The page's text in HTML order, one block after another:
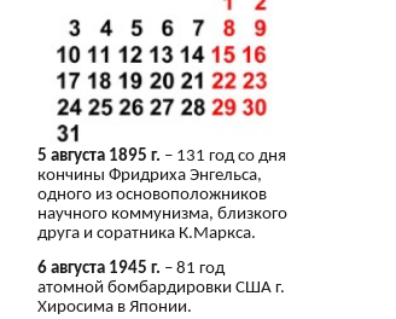
5 августа 1895 г. – 131 год со дня
кончины Фридриха Энгельса,
одного из основоположников
научного коммунизма, близкого
друга и соратника К.Маркса.
6 августа 1945 г. – 81 год
атомной бомбардировки США г.
Хиросима в Японии.